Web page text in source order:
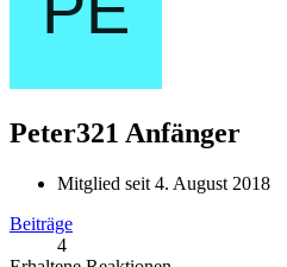
Peter321 Anfänger
Mitglied seit 4. August 2018
Beiträge
4